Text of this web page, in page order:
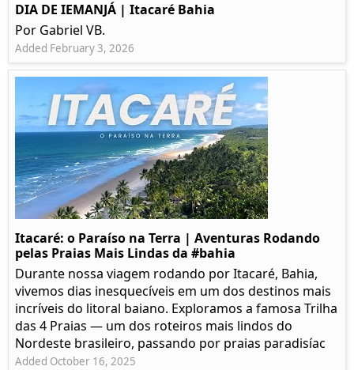
DIA DE IEMANJÁ | Itacaré Bahia
Por Gabriel VB.
Added February 3, 2026
Itacaré: o Paraíso na Terra | Aventuras Rodando
pelas Praias Mais Lindas da #bahia
Durante nossa viagem rodando por Itacaré, Bahia,
vivemos dias inesquecíveis em um dos destinos mais
incríveis do litoral baiano. Exploramos a famosa Trilha
das 4 Praias — um dos roteiros mais lindos do
Nordeste brasileiro, passando por praias paradisíac
Added October 16, 2025